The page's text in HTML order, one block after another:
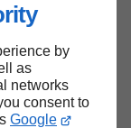
by
as
networks
consent to
Google